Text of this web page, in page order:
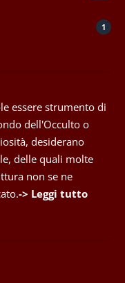
1
essere strumento di
dell'Occulto o
desiderano
delle quali molte
non se ne
-> Leggi tutto